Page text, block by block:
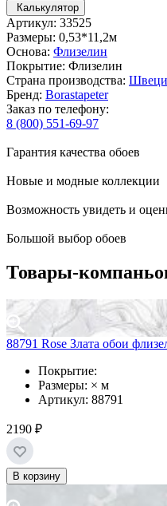
Калькулятор
Артикул: 33525
Размеры: 0,53*11,2м
Основа: Флизелин
Покрытие: Флизелин
Страна производства:
Бренд: Borastapeter
Заказ по телефону:
8 (800) 551-69-97
Гарантия качества обоев
Новые и модные коллекции
Возможность увидеть и
Большой выбор обоев
Товары-
88791 Rose Злата обои
Покрытие:
Размеры: × м
Артикул: 88791
2190 ₽
В корзину